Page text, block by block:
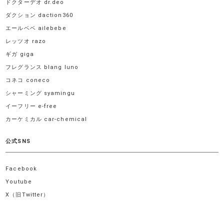
ドクターデオ dr.deo
ダクション daction360
エールベベ ailebebe
レッツオ razo
ギガ giga
フレグランス blang luno
コネコ coneco
シャーミング syamingu
イーフリー e-free
カーケミカル car-chemical
公式SNS
Facebook
Youtube
X（旧Twitter）